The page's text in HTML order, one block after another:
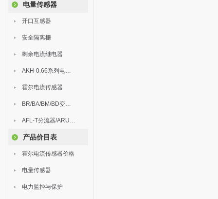
电量传感器
开口互感器
安全隔离栅
剩余电流继电器
AKH-0.66系列电流互感器
霍尔电流传感器
BR/BA/BM/BD变送器
AFL-T分流器/ARU浪涌保护器
产品价目表
霍尔电流传感器价格
电量传感器
电力监控与保护